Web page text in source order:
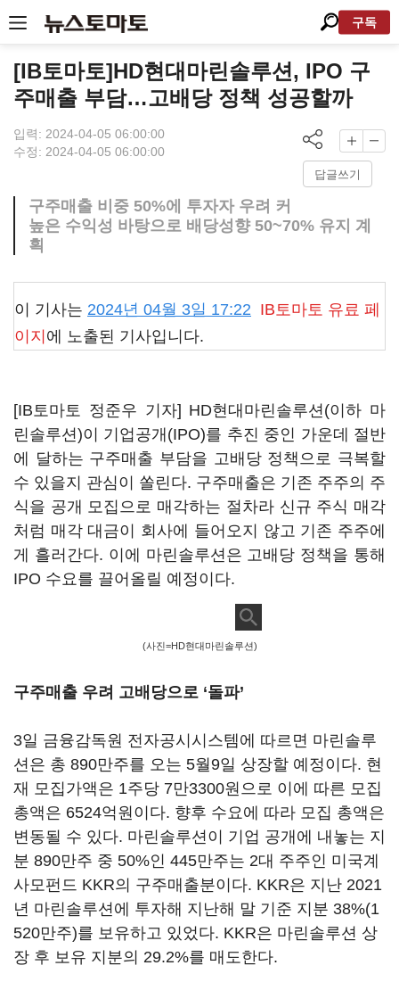
구독
[IB토마토]HD현대마린솔루션, IPO 구
주매출 부담…고배당 정책 성공할까
입력: 2024-04-05 06:00:00
수정: 2024-04-05 06:00:00
답글쓰기
구주매출 비중 50%에 투자자 우려 커
높은 수익성 바탕으로 배당성향 50~70% 유지 계
획
이 기사는 2024년 04월 3일 17:22 IB토마토 유료 페
이지 에 노출된 기사입니다.
[IB토마토 정준우 기자] HD현대마린솔루션(이하 마
린솔루션)이 기업공개(IPO)를 추진 중인 가운데 절반
에 달하는 구주매출 부담을 고배당 정책으로 극복할
수 있을지 관심이 쏠린다. 구주매출은 기존 주주의 주
식을 공개 모집으로 매각하는 절차라 신규 주식 매각
처럼 매각 대금이 회사에 들어오지 않고 기존 주주에
게 흘러간다. 이에 마린솔루션은 고배당 정책을 통해
IPO 수요를 끌어올릴 예정이다.
(사진=HD현대마린솔루션)
구주매출 우려 고배당으로 ‘돌파’
3일 금융감독원 전자공시시스템에 따르면 마린솔루
션은 총 890만주를 오는 5월9일 상장할 예정이다. 현
재 모집가액은 1주당 7만3300원으로 이에 따른 모집
총액은 6524억원이다. 향후 수요에 따라 모집 총액은
변동될 수 있다. 마린솔루션이 기업 공개에 내놓는 지
분 890만주 중 50%인 445만주는 2대 주주인 미국계
사모펀드 KKR의 구주매출분이다. KKR은 지난 2021
년 마린솔루션에 투자해 지난해 말 기준 지분 38%(1
520만주)를 보유하고 있었다. KKR은 마린솔루션 상
장 후 보유 지분의 29.2%를 매도한다.